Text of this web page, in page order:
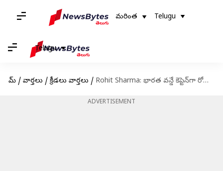
మరింత Telugu
Telugu
హోమ్ / వార్తలు / క్రీడలు వార్తలు / Rohit Sharma: భారత వన్డే కెప్టెన్‌గా రోహిత్ శర్మ స్థానంలో ముగ్గురు ప్లేయర్లు.. ఎవరంటే?
ADVERTISEMENT